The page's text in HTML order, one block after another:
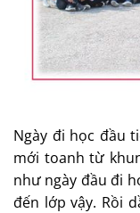
Ngày đi học đầu
mới toanh từ
như ngày đầu đi
đến lớp vậy. Rồi